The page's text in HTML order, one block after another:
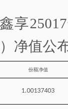
享
净值公
份额净值
1.00137403